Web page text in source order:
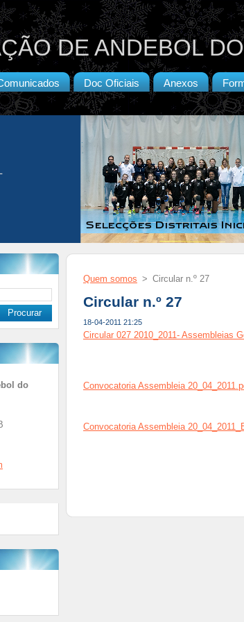
DE ANDEBOL
Doc Oficiais Anexos
do
Quem somos > Circular n.º 27
Circular n.º 27
18-04-2011 21:25
Circular 027 2010_2011- Assembleias
Convocatoria Assembleia
Convocatoria Assembleia